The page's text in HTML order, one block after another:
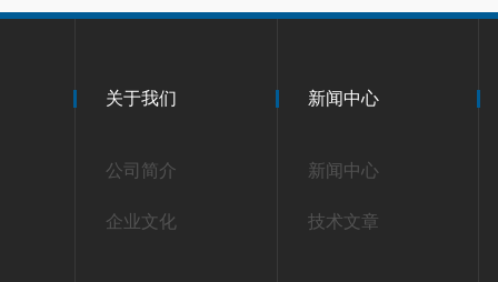
关于我们
公司简介
企业文化
新闻中心
新闻中心
技术文章